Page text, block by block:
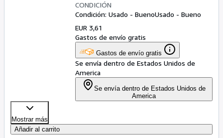
CONDICIÓN
Condición: Usado - BuenoUsado - Bueno
EUR 3,61
Gastos de envío gratis
Gastos de envío gratis
Se envía dentro de Estados Unidos de
America
Se envía dentro de Estados Unidos de
America
Mostrar más
Añadir al carrito